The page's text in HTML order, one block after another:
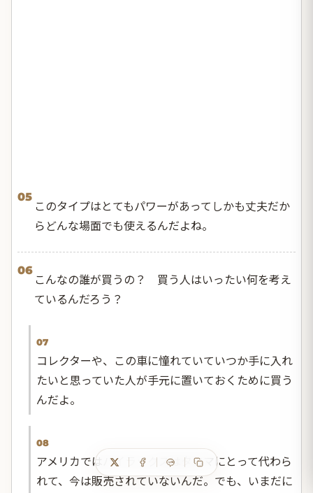
05
このタイプはとてもパワーがあってしかも丈夫だか
らどんな場面でも使えるんだよね。
06
こんなの誰が買うの？ 買う人はいったい何を考え
ているんだろう？
07
コレクターや、この車に憧れていていつか手に入れ
たいと思っていた人が手元に置いておくために買う
んだよ。
08
アメリカではハイラックスはタコマにとって代わら
れて、今は販売されていないんだ。でも、いまだに